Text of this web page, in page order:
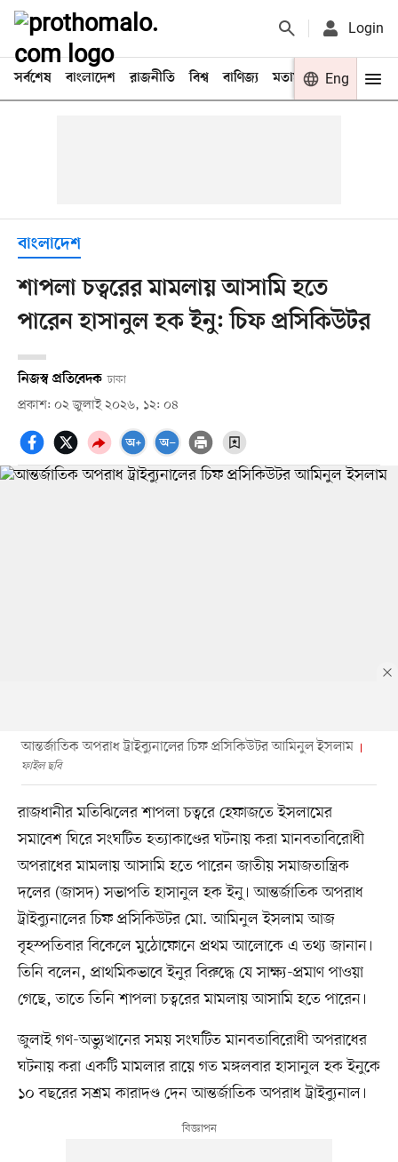
Login
সর্বশেষ বাংলাদেশ রাজনীতি বিশ্ব বাণিজ্য মতামত খেলা
Eng
বাংলাদেশ
শাপলা চত্বরের মামলায় আসামি হতে
পারেন হাসানুল হক ইনু: চিফ প্রসিকিউটর
নিজস্ব প্রতিবেদক ঢাকা
প্রকাশ: ০২ জুলাই ২০২৬, ১২: ০৪
আন্তর্জাতিক অপরাধ ট্রাইব্যুনালের চিফ প্রসিকিউটর আমিনুল ইসলাম
ফাইল ছবি
রাজধানীর মতিঝিলের শাপলা চত্বরে হেফাজতে ইসলামের
সমাবেশ ঘিরে সংঘটিত হত্যাকাণ্ডের ঘটনায় করা মানবতাবিরোধী
অপরাধের মামলায় আসামি হতে পারেন জাতীয় সমাজতান্ত্রিক
দলের (জাসদ) সভাপতি হাসানুল হক ইনু। আন্তর্জাতিক অপরাধ
ট্রাইব্যুনালের চিফ প্রসিকিউটর মো. আমিনুল ইসলাম আজ
বৃহস্পতিবার বিকেলে মুঠোফোনে প্রথম আলোকে এ তথ্য জানান।
তিনি বলেন, প্রাথমিকভাবে ইনুর বিরুদ্ধে যে সাক্ষ্য-প্রমাণ পাওয়া
গেছে, তাতে তিনি শাপলা চত্বরের মামলায় আসামি হতে পারেন।
জুলাই গণ-অভ্যুত্থানের সময় সংঘটিত মানবতাবিরোধী অপরাধের
ঘটনায় করা একটি মামলার রায়ে গত মঙ্গলবার হাসানুল হক ইনুকে
১০ বছরের সশ্রম কারাদণ্ড দেন আন্তর্জাতিক অপরাধ ট্রাইব্যুনাল।